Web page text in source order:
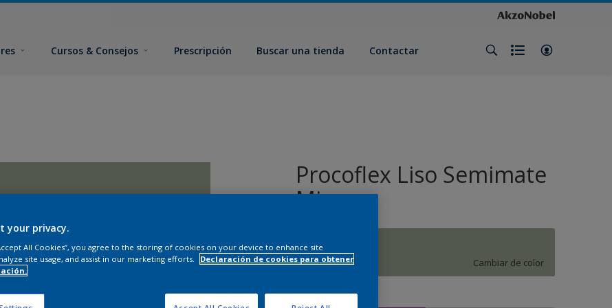
Cursos & Consejos Prescripción Buscar una tienda Contactar
Procoflex Liso Semimate
Mix
J9.10.64
Cambiar de color
your privacy.
All Cookies”, you agree to the storing of cookies on your device to enhance site
site usage, and assist in our marketing efforts.
Declaración de cookies para obtener